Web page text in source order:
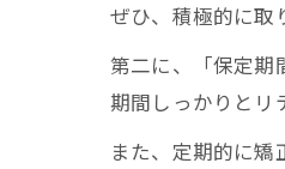
ぜひ、積極的に取
第二に、「保定期
期間しっかりとリ
また、定期的に